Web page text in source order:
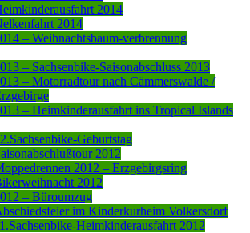
2014
2014
– Weihnachtsbaum-verbrennung
– Sachsenbike-Saisonabschluss 2013
– Motorradtour nach Cämmerswalde /
– Heimkinderausfahrt ins Tropical Islands
Geburtstag
2012
2012 – Erzgebirgsring
2012
– Büroumzug
im Kinderkurheim Volkersdorf
Heimkinderausfahrt 2012